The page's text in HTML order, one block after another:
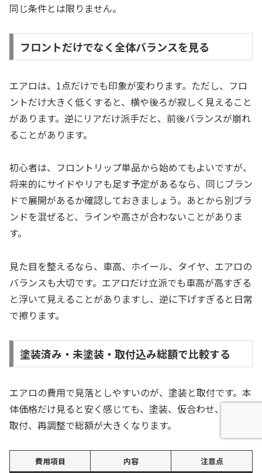
同じ条件とは限りません。
フロントだけでなく全体バランスを見る
エアロは、1点だけでも印象が変わります。ただし、フロ
ントだけ大きく低くすると、横や後ろが寂しく見えること
があります。逆にリアだけ派手だと、前後バランスが崩れ
ることがあります。
初心者は、フロントリップ単品から始めてもよいですが、
将来的にサイドやリアも足す予定があるなら、同じブラン
ドで展開があるか確認しておきましょう。あとから別ブラ
ンドを混ぜると、ラインや高さが合わないことがありま
す。
見た目を整えるなら、車高、ホイール、タイヤ、エアロの
バランスも大切です。エアロだけ立派でも車高が高すぎる
と浮いて見えることがありますし、逆に下げすぎると日常
で擦ります。
塗装済み・未塗装・取付込み総額で比較する
エアロの費用で見落としやすいのが、塗装と取付です。本
体価格だけ見ると安く感じても、塗装、仮合わせ、加工、
取付、再調整で総額が大きくなります。
費用項目 内容 注意点